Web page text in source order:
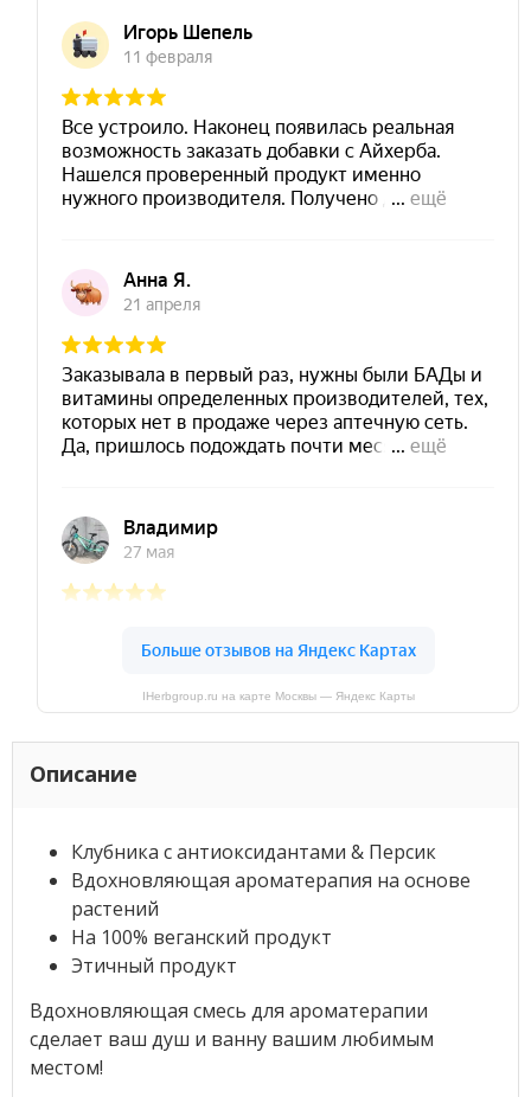
IHerbgroup.ru на карте Москвы — Яндекс Карты
Описание
Клубника с антиоксидантами & Персик
Вдохновляющая ароматерапия на основе
растений
На 100% веганский продукт
Этичный продукт
Вдохновляющая смесь для ароматерапии
сделает ваш душ и ванну вашим любимым
местом!